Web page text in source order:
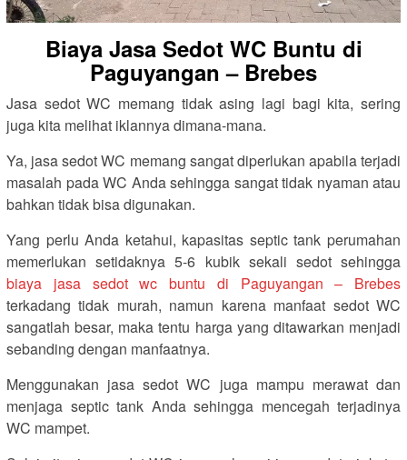
Biaya Jasa Sedot WC Buntu di
Paguyangan – Brebes
Jasa sedot WC memang tidak asing lagi bagi kita, sering
juga kita melihat iklannya dimana-mana.
Ya, jasa sedot WC memang sangat diperlukan apabila terjadi
masalah pada WC Anda sehingga sangat tidak nyaman atau
bahkan tidak bisa digunakan.
Yang perlu Anda ketahui, kapasitas septic tank perumahan
memerlukan setidaknya 5-6 kubik sekali sedot sehingga
biaya jasa sedot wc buntu di Paguyangan – Brebes
terkadang tidak murah, namun karena manfaat sedot WC
sangatlah besar, maka tentu harga yang ditawarkan menjadi
sebanding dengan manfaatnya.
Menggunakan jasa sedot WC juga mampu merawat dan
menjaga septic tank Anda sehingga mencegah terjadinya
WC mampet.